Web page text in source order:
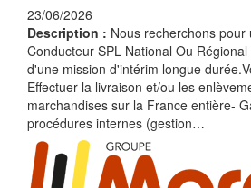
23/06/2026
Description : Nous recherchons pour
Conducteur SPL National Ou
d'une mission d'intérim longue
Effectuer la livraison et/ou les
marchandises sur la France entière-
procédures internes (gestion…